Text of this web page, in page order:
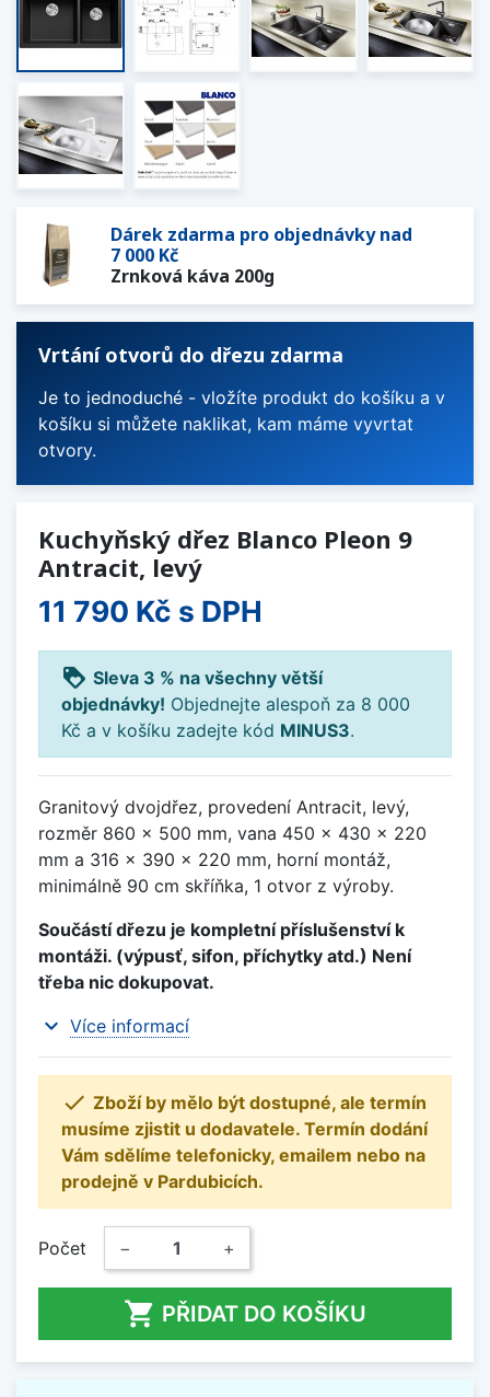
Dárek zdarma pro objednávky nad
7 000 Kč
Zrnková káva 200g
Vrtání otvorů do dřezu zdarma
Je to jednoduché - vložíte produkt do košíku a v
košíku si můžete naklikat, kam máme vyvrtat
otvory.
Kuchyňský dřez Blanco Pleon 9
Antracit, levý
11 790 Kč s DPH
loyalty Sleva 3 % na všechny větší
objednávky! Objednejte alespoň za 8 000
Kč a v košíku zadejte kód MINUS3.
Granitový dvojdřez, provedení Antracit, levý,
rozměr 860 x 500 mm, vana 450 x 430 x 220
mm a 316 x 390 x 220 mm, horní montáž,
minimálně 90 cm skříňka, 1 otvor z výroby.
Součástí dřezu je kompletní příslušenství k
montáži. (výpusť, sifon, příchytky atd.) Není
třeba nic dokupovat.
expand_more Více informací
 Zboží by mělo být dostupné, ale termín
musíme zjistit u dodavatele. Termín dodání
Vám sdělíme telefonicky, emailem nebo na
prodejně v Pardubicích.
Počet − +
 PŘIDAT DO KOŠÍKU